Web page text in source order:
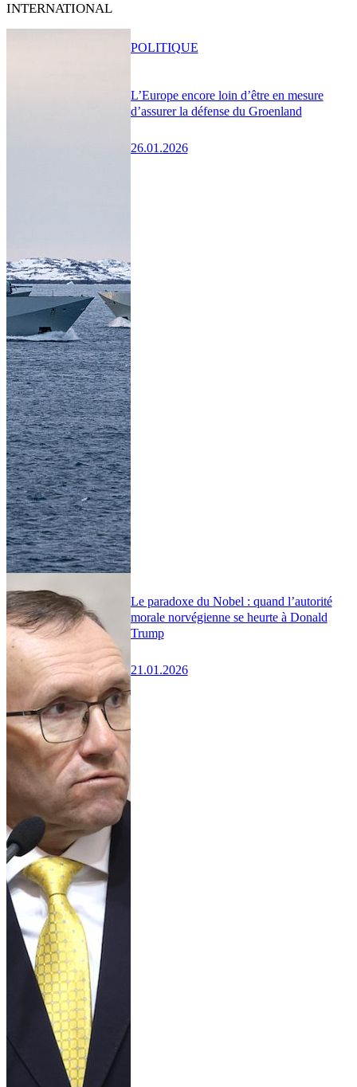
INTERNATIONAL
L’Europe encore loin d’être en mesure
d’assurer la défense du Groenland
26.01.2026
POLITIQUE
Le paradoxe du Nobel : quand l’autorité
morale norvégienne se heurte à Donald
Trump
21.01.2026